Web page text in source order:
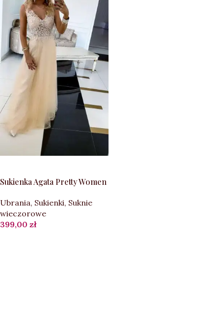
Sukienka Agata Pretty Women
Ubrania, Sukienki, Suknie
wieczorowe
399,00 zł